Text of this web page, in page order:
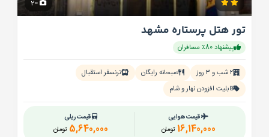
تور هتل پرستاره مشهد
پیشنهاد 80٪ مسافران
۲ شب و ۳ روز صبحانه رایگان
ترنسفر استقبال
قابلیت افزودن نهار و شام
قیمت هوایی
تومان 16,140,000
قیمت ریلی
تومان 5,640,000